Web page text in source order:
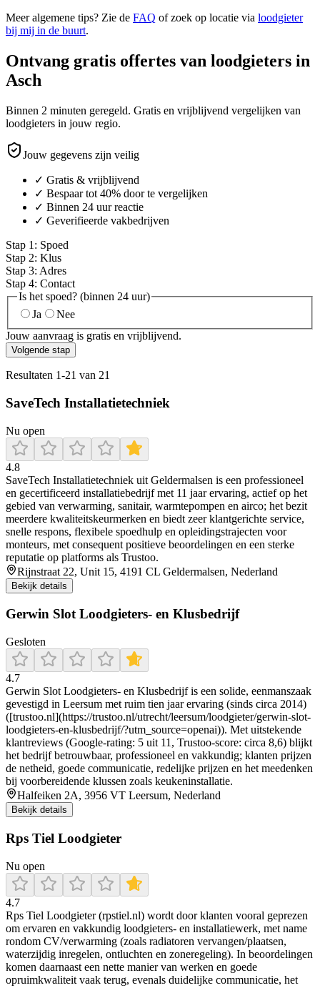
Meer algemene tips? Zie de FAQ of zoek op locatie via loodgieter
bij mij in de buurt.
Ontvang gratis offertes van loodgieters in
Asch
Binnen 2 minuten geregeld. Gratis en vrijblijvend vergelijken van
loodgieters in jouw regio.
Jouw gegevens zijn veilig
✓ Gratis & vrijblijvend
✓ Bespaar tot 40% door te vergelijken
✓ Binnen 24 uur reactie
✓ Geverifieerde vakbedrijven
Stap 1 : Spoed
Stap 2: Klus
Stap 3: Adres
Stap 4: Contact
Is het spoed? (binnen 24 uur)
Ja
Nee
Jouw aanvraag is gratis en vrijblijvend.
Volgende stap
Resultaten 1-21 van 21
SaveTech Installatietechniek
Nu open
4.8
SaveTech Installatietechniek uit Geldermalsen is een professioneel
en gecertificeerd installatiebedrijf met 11 jaar ervaring, actief op het
gebied van verwarming, sanitair, warmtepompen en airco; het bezit
meerdere kwaliteitskeurmerken en biedt zeer klantgerichte service,
snelle respons, flexibele spoedhulp en opleidingstrajecten voor
monteurs, met consequent positieve beoordelingen en een sterke
reputatie op platforms als Trustoo.
Rijnstraat 22, Unit 15, 4191 CL Geldermalsen, Nederland
Bekijk details
Gerwin Slot Loodgieters- en Klusbedrijf
Gesloten
4.7
Gerwin Slot Loodgieters‑ en Klusbedrijf is een solide, eenmanszaak
gevestigd in Leersum met ruim tien jaar ervaring (sinds circa 2014)
([trustoo.nl](https://trustoo.nl/utrecht/leersum/loodgieter/gerwin-slot-
loodgieters-en-klusbedrijf/?utm_source=openai)). Met uitstekende
klantreviews (Google-rating: 5 uit 11, Trustoo-score: circa 8,6) blijkt
het bedrijf betrouwbaar, professioneel en vakkundig; klanten prijzen
de netheid, goede communicatie, redelijke prijzen en het meedenken
bij voorbereidende klussen zoals keukeninstallatie.
Halfeiken 2A, 3956 VT Leersum, Nederland
Bekijk details
Rps Tiel Loodgieter
Nu open
4.7
Rps Tiel Loodgieter (rpstiel.nl) wordt door klanten vooral geprezen
om ervaren en vakkundig loodgieters- en installatiewerk, met name
rondom CV/verwarming (zoals radiatoren vervangen/plaatsen,
waterzijdig inregelen, ontluchten en zoneregeling). In beoordelingen
komen daarnaast een nette manier van werken en goede
opruimkwaliteit vaak terug, evenals duidelijke communicatie, het